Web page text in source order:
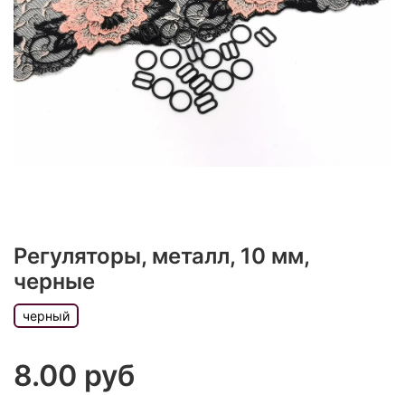
Регуляторы, металл, 10 мм,
черные
черный
8.00 руб